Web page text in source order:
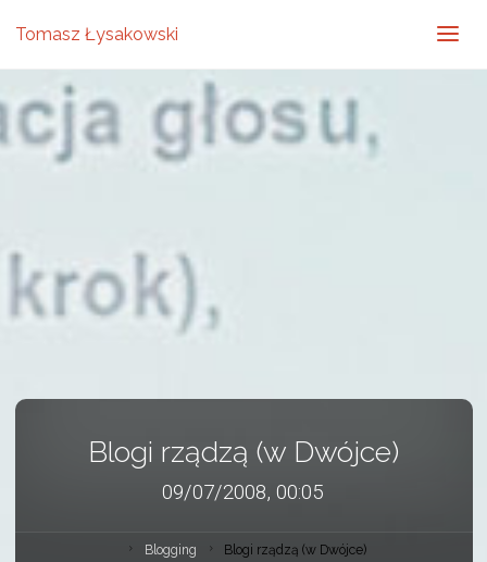
Tomasz Łysakowski
Blogi rządzą (w Dwójce)
09/07/2008, 00:05
Blogging Blogi rządzą (w Dwójce)